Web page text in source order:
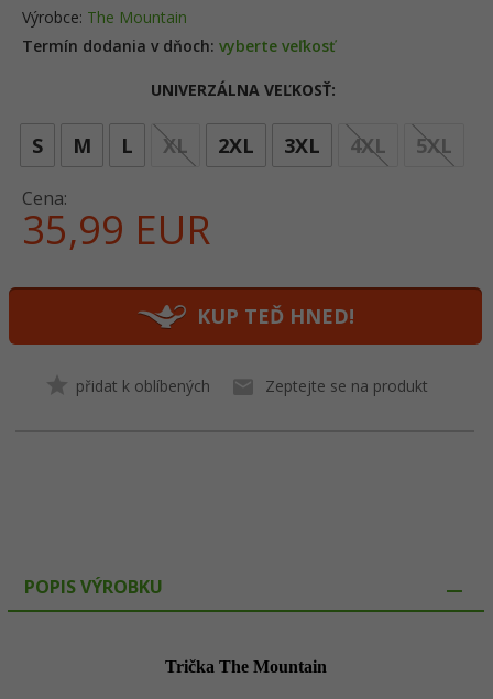
Termín dodania v dňoch: vyberte veľkosť
Výrobce: The Mountain
UNIVERZÁLNA VEĽKOSŤ:
S M L XL 2XL 3XL 4XL 5XL
Cena:
35,99 EUR
KUP TEĎ HNED!
přidat k oblíbených Zeptejte se na produkt
POPIS VÝROBKU
Trička The Mountain